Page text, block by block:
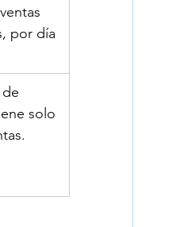
por día
solo